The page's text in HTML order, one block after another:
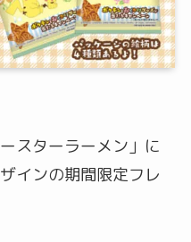
スターラーメン」に
インの期間限定フレ